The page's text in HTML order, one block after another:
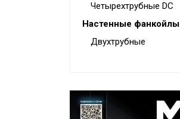
Четырехтрубные DC
Настенные фанкойлы
Двухтрубные